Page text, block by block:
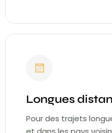
Longues
Pour des trajets